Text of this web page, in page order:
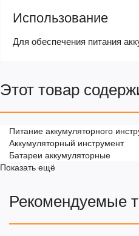
Использование
Для обеспечения питания
Этот товар
Питание аккумуляторного
Аккумуляторный инструмент
Батареи аккумуляторные
Показать ещё
Рекомендуемые